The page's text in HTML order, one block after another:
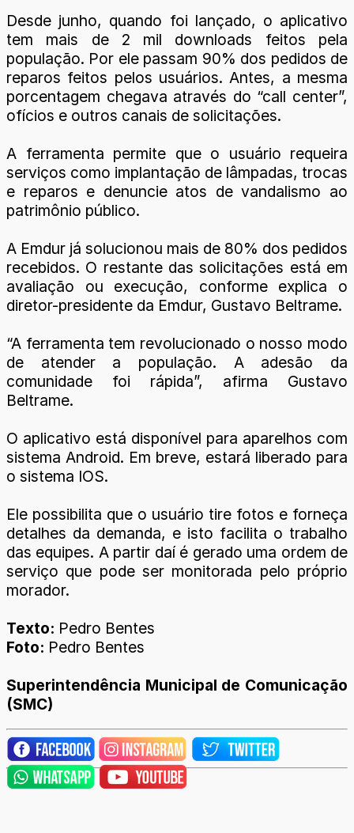
Desde junho, quando foi lançado, o aplicativo
tem mais de 2 mil downloads feitos pela
população. Por ele passam 90% dos pedidos de
reparos feitos pelos usuários. Antes, a mesma
porcentagem chegava através do “call center”,
ofícios e outros canais de solicitações.
A ferramenta permite que o usuário requeira
serviços como implantação de lâmpadas, trocas
e reparos e denuncie atos de vandalismo ao
patrimônio público.
A Emdur já solucionou mais de 80% dos pedidos
recebidos. O restante das solicitações está em
avaliação ou execução, conforme explica o
diretor-presidente da Emdur, Gustavo Beltrame.
“A ferramenta tem revolucionado o nosso modo
de atender a população. A adesão da
comunidade foi rápida”, afirma Gustavo
Beltrame.
O aplicativo está disponível para aparelhos com
sistema Android. Em breve, estará liberado para
o sistema IOS.
Ele possibilita que o usuário tire fotos e forneça
detalhes da demanda, e isto facilita o trabalho
das equipes. A partir daí é gerado uma ordem de
serviço que pode ser monitorada pelo próprio
morador.
Texto: Pedro Bentes
Foto: Pedro Bentes
Superintendência Municipal de Comunicação
(SMC)